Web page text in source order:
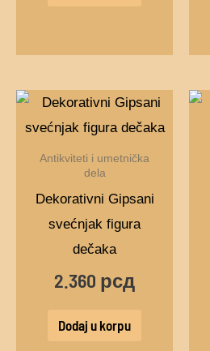
Antikviteti i umetnička
dela
Dekorativni Gipsani
svećnjak figura
dečaka
2.360 рсд
Dodaj u korpu